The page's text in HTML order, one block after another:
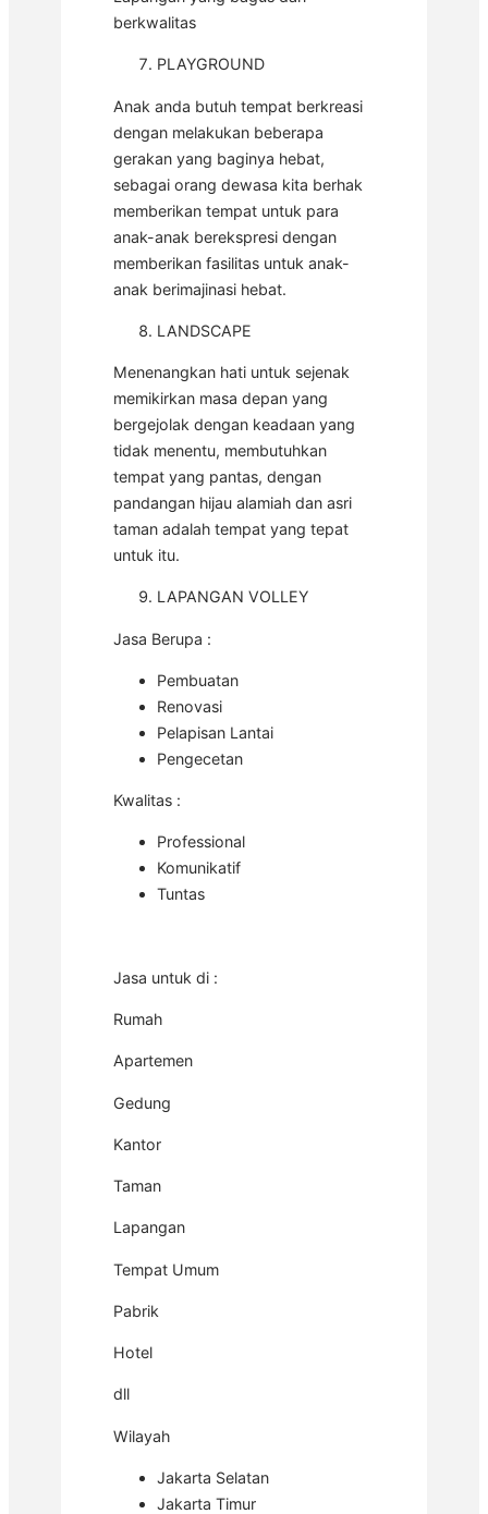
berkwalitas
PLAYGROUND
Anak anda butuh tempat berkreasi
dengan melakukan beberapa
gerakan yang baginya hebat,
sebagai orang dewasa kita berhak
memberikan tempat untuk para
anak-anak berekspresi dengan
memberikan fasilitas untuk anak-
anak berimajinasi hebat.
LANDSCAPE
Menenangkan hati untuk sejenak
memikirkan masa depan yang
bergejolak dengan keadaan yang
tidak menentu, membutuhkan
tempat yang pantas, dengan
pandangan hijau alamiah dan asri
taman adalah tempat yang tepat
untuk itu.
LAPANGAN VOLLEY
Jasa Berupa :
Pembuatan
Renovasi
Pelapisan Lantai
Pengecetan
Kwalitas :
Professional
Komunikatif
Tuntas
Jasa untuk di :
Rumah
Apartemen
Gedung
Kantor
Taman
Lapangan
Tempat Umum
Pabrik
Hotel
dll
Wilayah
Jakarta Selatan
Jakarta Timur